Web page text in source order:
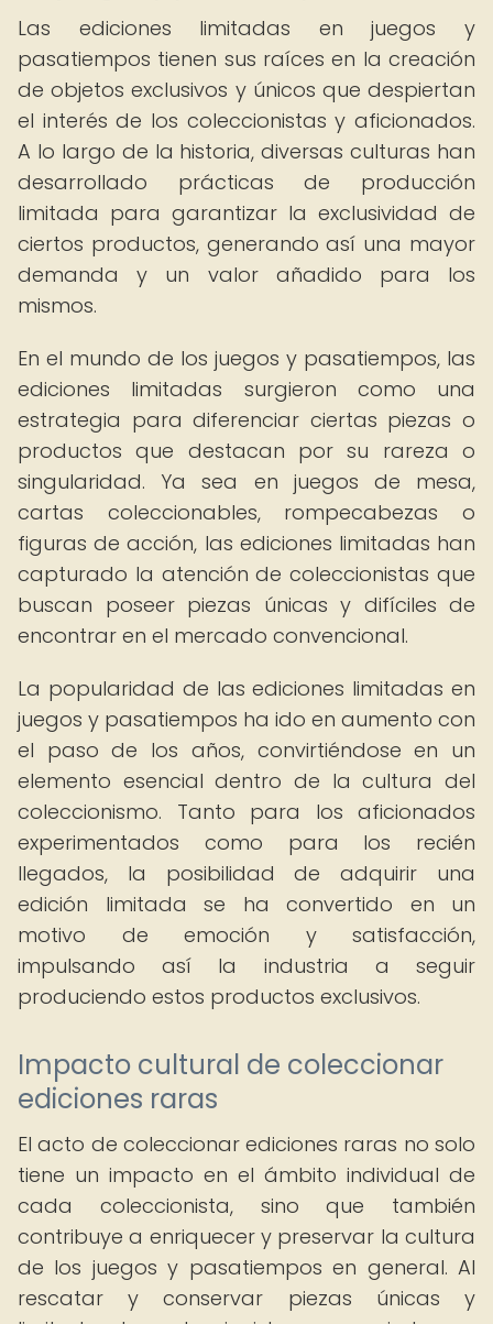
Las ediciones limitadas en juegos y
pasatiempos tienen sus raíces en la creación
de objetos exclusivos y únicos que despiertan
el interés de los coleccionistas y aficionados.
A lo largo de la historia, diversas culturas han
desarrollado prácticas de producción
limitada para garantizar la exclusividad de
ciertos productos, generando así una mayor
demanda y un valor añadido para los
mismos.
En el mundo de los juegos y pasatiempos, las
ediciones limitadas surgieron como una
estrategia para diferenciar ciertas piezas o
productos que destacan por su rareza o
singularidad. Ya sea en juegos de mesa,
cartas coleccionables, rompecabezas o
figuras de acción, las ediciones limitadas han
capturado la atención de coleccionistas que
buscan poseer piezas únicas y difíciles de
encontrar en el mercado convencional.
La popularidad de las ediciones limitadas en
juegos y pasatiempos ha ido en aumento con
el paso de los años, convirtiéndose en un
elemento esencial dentro de la cultura del
coleccionismo. Tanto para los aficionados
experimentados como para los recién
llegados, la posibilidad de adquirir una
edición limitada se ha convertido en un
motivo de emoción y satisfacción,
impulsando así la industria a seguir
produciendo estos productos exclusivos.
Impacto cultural de coleccionar
ediciones raras
El acto de coleccionar ediciones raras no solo
tiene un impacto en el ámbito individual de
cada coleccionista, sino que también
contribuye a enriquecer y preservar la cultura
de los juegos y pasatiempos en general. Al
rescatar y conservar piezas únicas y